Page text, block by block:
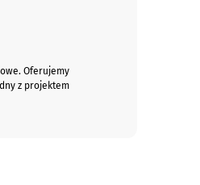
Oferujemy
z projektem